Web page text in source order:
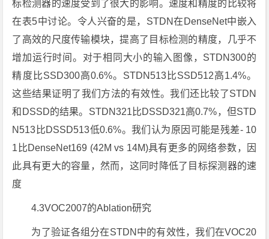
标检测器的速度受到了很大的影响。速度和精度的比较将
在表5中讨论。令人兴奋的是，STDN在DenseNet中嵌入
了高效的尺度传输模块，提高了目标检测的精度，几乎不
增加运行时间。对于相同大小的输入图像，STDN300的
精度比SSD300高0.6%。STDN513比SSD512高1.4%。
这些结果证明了我们方法的有效性。我们还比较了STDN
和DSSD的结果。STDN321比DSSD321高0.7%，但STD
N513比DSSD513低0.6%。我们认为原因可能是残差- 10
1比DenseNet169 (42M vs 14M)具有更多的网络参数，因
此具有更大的容量，然而，这同时降低了目标探测器的速
度
4.3VOC2007的Ablation研究
为了验证各组分在STDN中的有效性，我们在VOC20